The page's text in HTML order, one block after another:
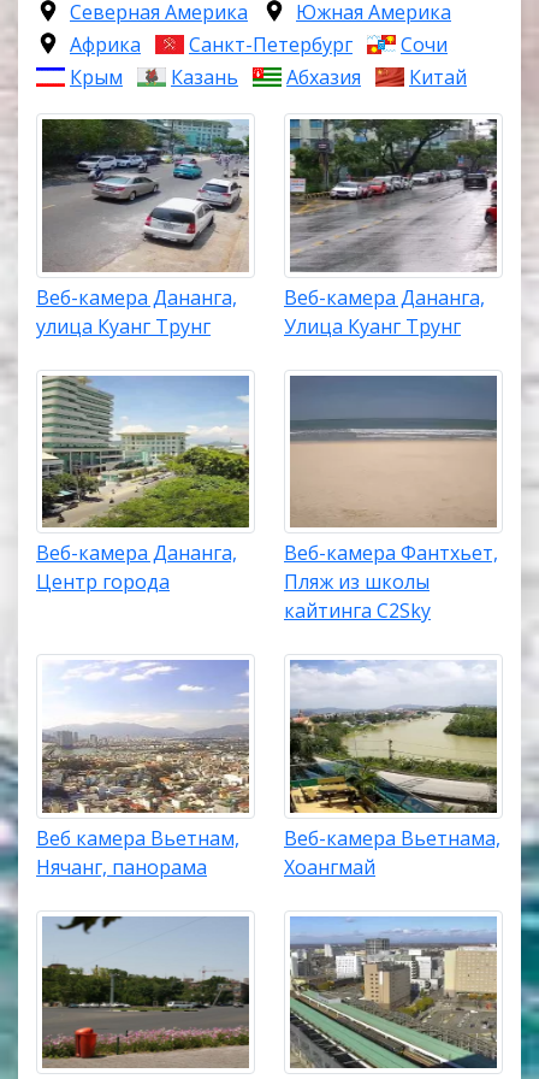
Северная Америка
Южная Америка
Африка
Санкт-Петербург
Сочи
Крым
Казань Абхазия Китай
Веб-камера Дананга,
улица Куанг Трунг
Веб-камера Дананга,
Улица Куанг Трунг
Веб-камера Дананга,
Центр города
Веб-камера Фантхьет,
Пляж из школы
кайтинга C2Sky
Веб камера Вьетнам,
Нячанг, панорама
Веб-камера Вьетнама,
Хоангмай